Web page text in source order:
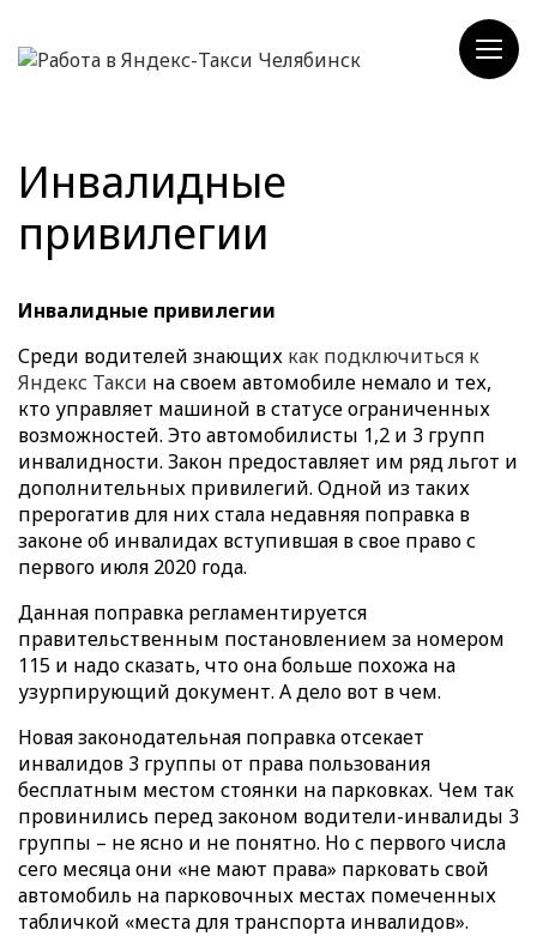
Инвалидные
привилегии
Инвалидные привилегии
Среди водителей знающих как подключиться к
Яндекс Такси на своем автомобиле немало и тех,
кто управляет машиной в статусе ограниченных
возможностей. Это автомобилисты 1,2 и 3 групп
инвалидности. Закон предоставляет им ряд льгот и
дополнительных привилегий. Одной из таких
прерогатив для них стала недавняя поправка в
законе об инвалидах вступившая в свое право с
первого июля 2020 года.
Данная поправка регламентируется
правительственным постановлением за номером
115 и надо сказать, что она больше похожа на
узурпирующий документ. А дело вот в чем.
Новая законодательная поправка отсекает
инвалидов 3 группы от права пользования
бесплатным местом стоянки на парковках. Чем так
провинились перед законом водители-инвалиды 3
группы – не ясно и не понятно. Но с первого числа
сего месяца они «не мают права» парковать свой
автомобиль на парковочных местах помеченных
табличкой «места для транспорта инвалидов».